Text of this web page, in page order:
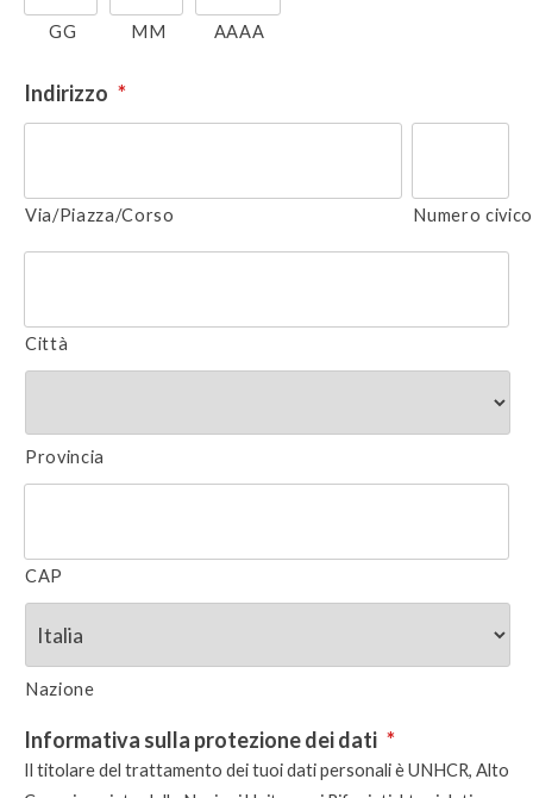
GG MM AAAA
Indirizzo *
Via/Piazza/Corso Numero civico
Città
Provincia
CAP
Nazione
Informativa sulla protezione dei dati *
Il titolare del trattamento dei tuoi dati personali è UNHCR, Alto